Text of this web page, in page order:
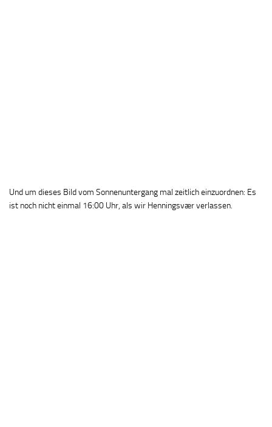
Und um dieses Bild vom Sonnenuntergang mal zeitlich einzuordnen: Es
ist noch nicht einmal 16:00 Uhr, als wir Henningsvær verlassen.